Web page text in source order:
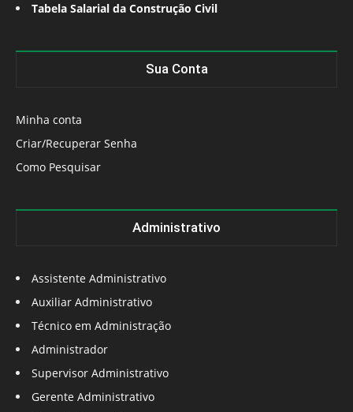
Tabela Salarial da Construção Civil
Sua Conta
Minha conta
Criar/Recuperar Senha
Como Pesquisar
Administrativo
Assistente Administrativo
Auxiliar Administrativo
Técnico em Administração
Administrador
Supervisor Administrativo
Gerente Administrativo